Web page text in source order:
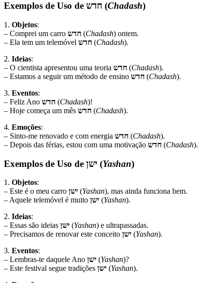
Exemplos de Uso de חדש (Chadash)
1. Objetos:
– Comprei um carro חדש (Chadash) ontem.
– Ela tem um telemóvel חדש (Chadash).
2. Ideias:
– O cientista apresentou uma teoria חדש (Chadash).
– Estamos a seguir um método de ensino חדש (Chadash).
3. Eventos:
– Feliz Ano חדש (Chadash)!
– Hoje começa um mês חדש (Chadash).
4. Emoções:
– Sinto-me renovado e com energia חדש (Chadash).
– Depois das férias, estou com uma motivação חדש (Chadash).
Exemplos de Uso de ישן (Yashan)
1. Objetos:
– Este é o meu carro ישן (Yashan), mas ainda funciona bem.
– Aquele telemóvel é muito ישן (Yashan).
2. Ideias:
– Essas são ideias ישן (Yashan) e ultrapassadas.
– Precisamos de renovar este conceito ישן (Yashan).
3. Eventos:
– Lembras-te daquele Ano ישן (Yashan)?
– Este festival segue tradições ישן (Yashan).